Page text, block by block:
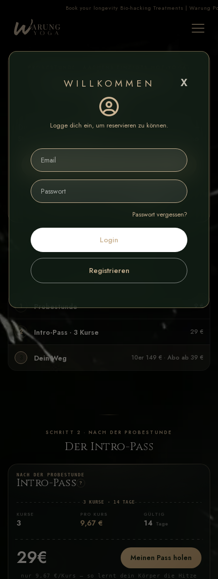
X
WILLKOMMEN
Logge dich ein, um reservieren zu können.
Passwort vergessen?
Login
Registrieren
Book your longevity Bio-hacking Treatments | Warung
Deine erste Stunde bei 38 °C
9€
Dein Körper braucht 2–3 Kurse, um die Hitze zu lieben —
Nächster Kurs: Heute 18:30 Uhr · Flexibility
SO STARTEN DIE MEISTEN
1 Probestunde 9 €
2 Intro-Pass · 3 Kurse 29 €
Dein Weg 10er 149 € · Abo ab 39 €
SCHRITT 2 · NACH DER PROBESTUNDE
Der Intro-Pass
NACH DER PROBESTUNDE
3 KURSE · 14 TAGE
KURSE
3
PRO KURS
9,67 €
GÜLTIG
14 Tage
Intro-Pass ?
29€
nur 9,67 €/Kurs — so lernt dein Körper die Hitze
Meinen Pass holen